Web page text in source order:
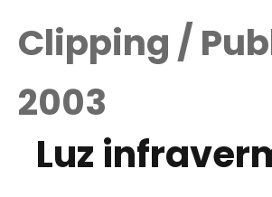
Clipping /
2003
Luz